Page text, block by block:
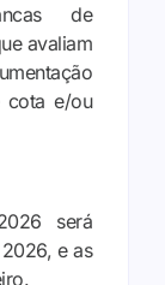
de
avaliam
e/ou
será
e as